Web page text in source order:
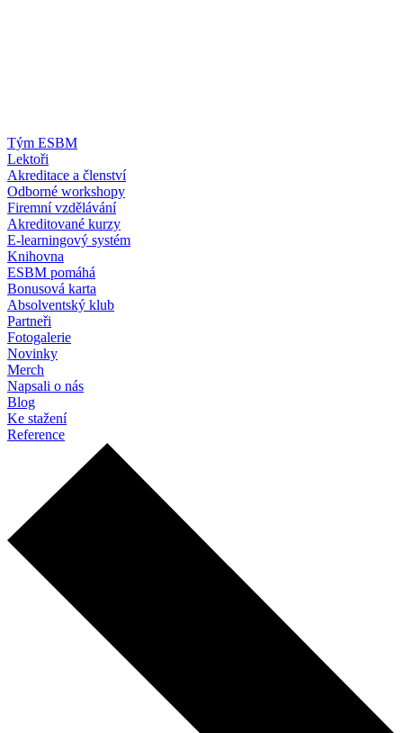
Tým ESBM
Lektoři
Akreditace a členství
Odborné workshopy
Firemní vzdělávání
Akreditované kurzy
E-learningový systém
Knihovna
ESBM pomáhá
Bonusová karta
Absolventský klub
Partneři
Fotogalerie
Novinky
Merch
Napsali o nás
Blog
Ke stažení
Reference